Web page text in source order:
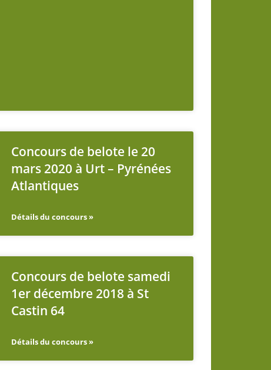
Concours de belote le 20
mars 2020 à Urt – Pyrénées
Atlantiques
Détails du concours »
Concours de belote samedi
1er décembre 2018 à St
Castin 64
Détails du concours »